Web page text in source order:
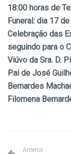
18:00 horas de
Funeral: dia 17de
Celebração das
seguindo para o
Viúvo da Sra. D.
Pai de José
Bernardes
Filomena
Anterior